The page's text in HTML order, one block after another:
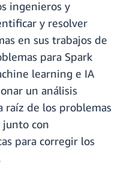
ingenieros y
y resolver
en sus trabajos de
para Spark
learning e IA
un análisis
raíz de los problemas
junto con
para corregir los